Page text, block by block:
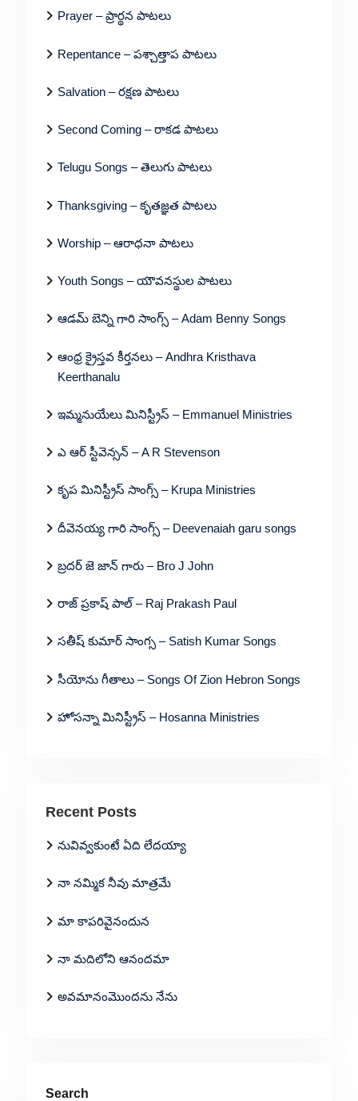
Prayer – ప్రార్థన పాటలు
Repentance – పశ్చాత్తాప పాటలు
Salvation – రక్షణ పాటలు
Second Coming – రాకడ పాటలు
Telugu Songs – తెలుగు పాటలు
Thanksgiving – కృతజ్ఞత పాటలు
Worship – ఆరాధనా పాటలు
Youth Songs – యౌవనస్థుల పాటలు
ఆడమ్ బెన్ని గారి సాంగ్స్ – Adam Benny Songs
ఆంధ్ర క్రైస్తవ కీర్తనలు – Andhra Kristhava
Keerthanalu
ఇమ్మనుయేలు మినిస్ట్రీస్ – Emmanuel Ministries
ఎ ఆర్ స్టీవెన్సన్ – A R Stevenson
కృప మినిస్ట్రీస్ సాంగ్స్ – Krupa Ministries
దీవెనయ్య గారి సాంగ్స్ – Deevenaiah garu songs
బ్రదర్ జె జాన్ గారు – Bro J John
రాజ్ ప్రకాష్ పాల్ – Raj Prakash Paul
సతీష్ కుమార్ సాంగ్స – Satish Kumar Songs
సీయోను గీతాలు – Songs Of Zion Hebron Songs
హోసన్నా మినిస్ట్రీస్ – Hosanna Ministries
Recent Posts
నువివ్వకుంటే ఏది లేదయ్యా
నా నమ్మిక నీవు మాత్రమే
మా కాపరివైనందున
నా మదిలోని ఆనందమా
అవమానంమొందను నేను
Search